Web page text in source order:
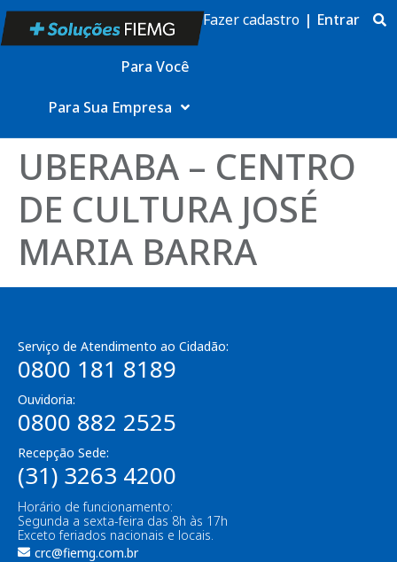
Para Você
Para Sua Empresa
Fazer cadastro | Entrar
UBERABA – CENTRO
DE CULTURA JOSÉ
MARIA BARRA
Serviço de Atendimento ao Cidadão:
0800 181 8189
Ouvidoria:
0800 882 2525
Recepção Sede:
(31) 3263 4200
Horário de funcionamento:
Segunda a sexta-feira das 8h às 17h
Exceto feriados nacionais e locais.
crc@fiemg.com.br